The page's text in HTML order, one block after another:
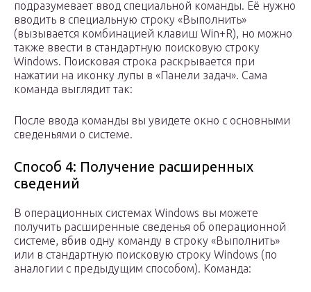
подразумевает ввод специальной команды. Её нужно
вводить в специальную строку «Выполнить»
(вызывается комбинацией клавиш Win+R), но можно
также ввести в стандартную поисковую строку
Windows. Поисковая строка раскрывается при
нажатии на иконку лупы в «Панели задач». Сама
команда выглядит так:
После ввода команды вы увидете окно с основными
сведеньями о системе.
Способ 4: Получение расширенных
сведений
В операционных системах Windows вы можете
получить расширенные сведенья об операционной
системе, вбив одну команду в строку «Выполнить»
или в стандартную поисковую строку Windows (по
аналогии с предыдущим способом). Команда: